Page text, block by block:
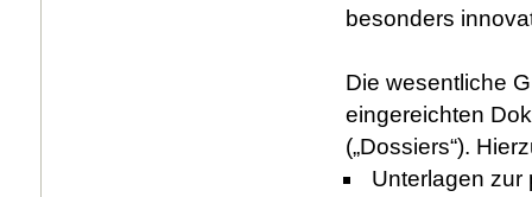
besonders
Die wesentliche
eingereichten
(„Dossiers“).
Unterlagen zur